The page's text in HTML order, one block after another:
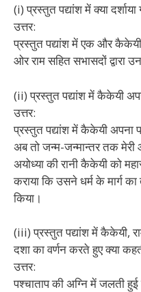
(i) प्रस्तुत पद्यांश में क्या दर्शाया
उत्तर:
प्रस्तुत पद्यांश में एक और कैकेयी
ओर राम सहित सभासदों द्वारा
(ii) प्रस्तुत पद्यांश में कैकेयी
उत्तर:
प्रस्तुत पद्यांश में कैकेयी अपना
अब तो जन्म-जन्मान्तर तक मेरी
अयोध्या की रानी कैकेयी को
कराया कि उसने धर्म के मार्ग
किया।
(iii) प्रस्तुत पद्यांश में कैकेयी,
दशा का वर्णन करते हुए क्या
उत्तर:
पश्चाताप की अग्नि में जलती